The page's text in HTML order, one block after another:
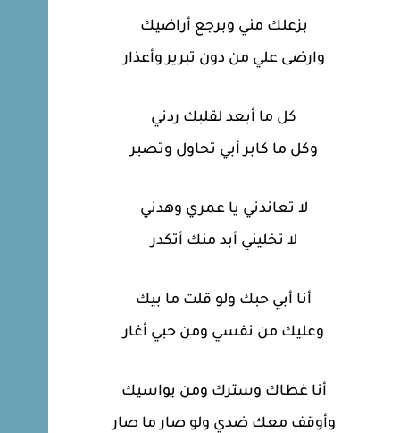
بزعلك مني وبرجع أراضيك
وارضى علي من دون تبرير وأعذار
كل ما أبعد لقلبك ردني
وكل ما كابر أبي تحاول وتصبر
لا تعاندني يا عمري وهدني
لا تخليني أبد منك أتكدر
أنا أبي حبك ولو قلت ما بيك
وعليك من نفسي ومن حبي أغار
أنا غطاك وسترك ومن يواسيك
وأوقف معك ضدي ولو صار ما صار